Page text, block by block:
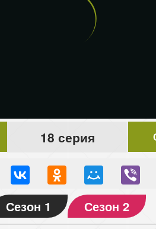
18 серия
Сезон 1 Сезон 2